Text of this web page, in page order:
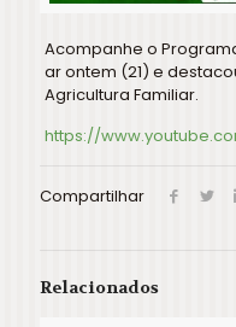
Acompanhe o
ar ontem (21) e
Agricultura Familiar.
https://
Compartilhar
Relacionados